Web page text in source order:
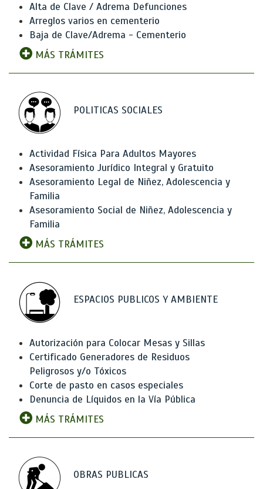
Alta de Clave / Adrema Defunciones
Arreglos varios en cementerio
Baja de Clave/Adrema - Cementerio
MÁS TRÁMITES
POLITICAS SOCIALES
Actividad Física Para Adultos Mayores
Asesoramiento Jurídico Integral y Gratuito
Asesoramiento Legal de Niñez, Adolescencia y
Familia
Asesoramiento Social de Niñez, Adolescencia y
Familia
MÁS TRÁMITES
ESPACIOS PUBLICOS Y AMBIENTE
Autorización para Colocar Mesas y Sillas
Certificado Generadores de Residuos
Peligrosos y/o Tóxicos
Corte de pasto en casos especiales
Denuncia de Líquidos en la Vía Pública
MÁS TRÁMITES
OBRAS PUBLICAS